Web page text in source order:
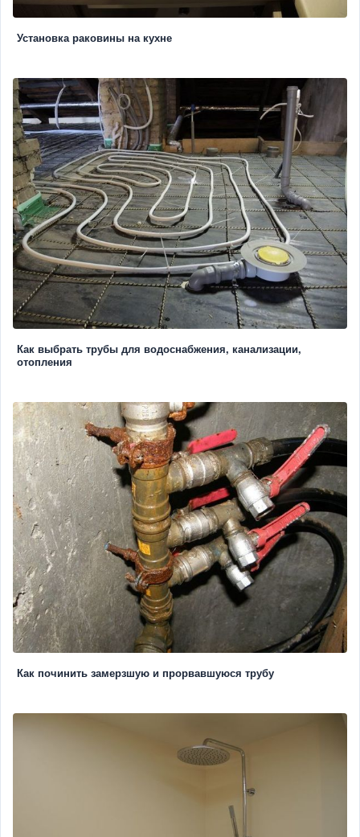
Установка раковины на кухне
Как выбрать трубы для водоснабжения, канализации,
отопления
Как починить замерзшую и прорвавшуюся трубу